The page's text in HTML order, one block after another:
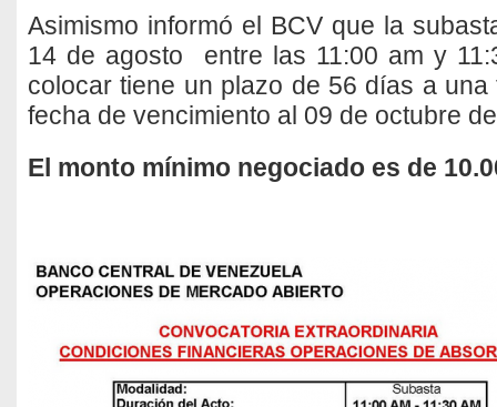
Asimismo informó el BCV que la
14 de agosto entre las 11:00 am y
colocar tiene un plazo de 56 días a
fecha de vencimiento al 09 de octubre
El monto mínimo negociado es de